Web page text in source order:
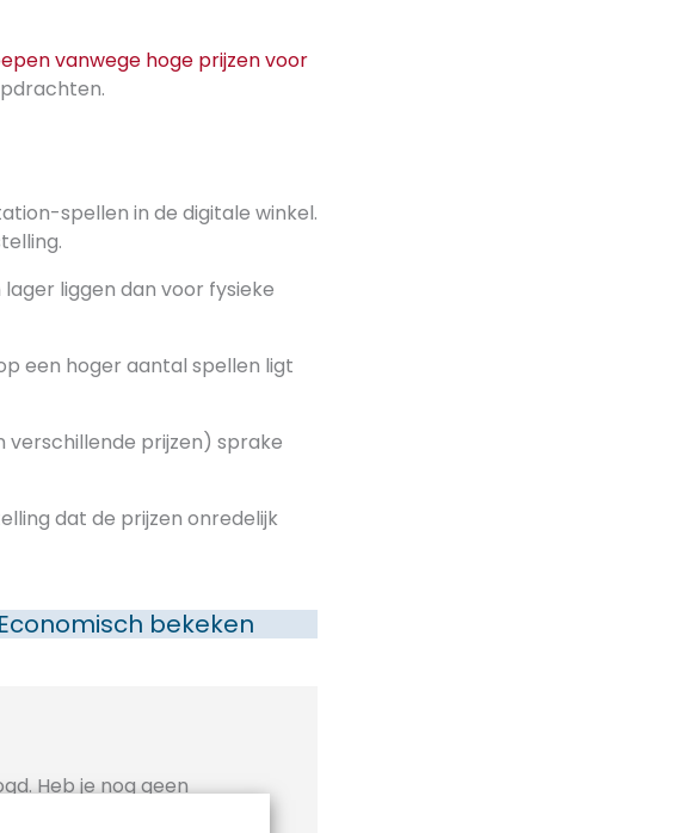
vanwege hoge prijzen voor
spellen in de digitale winkel.
liggen dan voor fysieke
een hoger aantal spellen ligt
verschillende prijzen) sprake
dat de prijzen onredelijk
bekeken
Heb je nog geen